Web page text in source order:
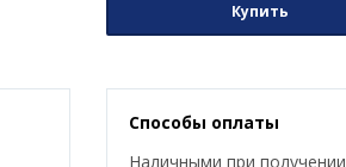
Купить
Способы оплаты
Наличными при получении